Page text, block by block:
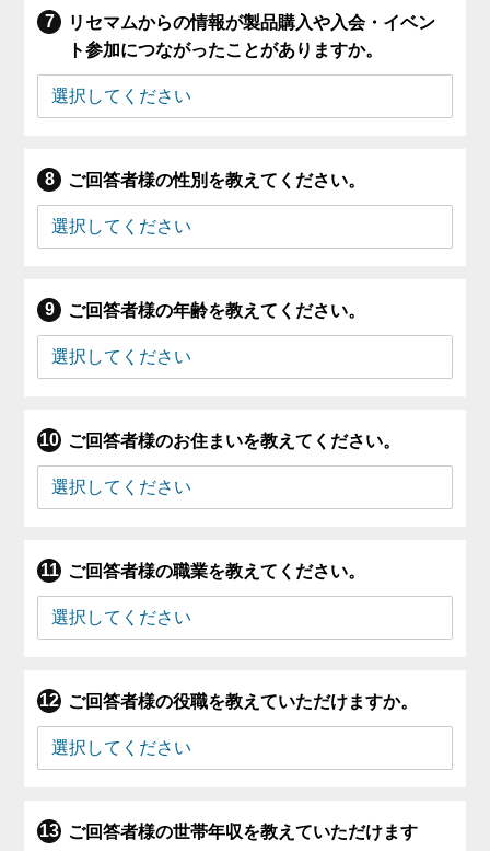
リセマムからの情報が製品購入や入会・イベン
ト参加につながったことがありますか。
ご回答者様の性別を教えてください。
ご回答者様の年齢を教えてください。
ご回答者様のお住まいを教えてください。
ご回答者様の職業を教えてください。
ご回答者様の役職を教えていただけますか。
ご回答者様の世帯年収を教えていただけます